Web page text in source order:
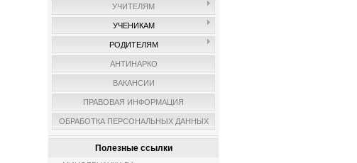
УЧИТЕЛЯМ
УЧЕНИКАМ
РОДИТЕЛЯМ
АНТИНАРКО
ВАКАНСИИ
ПРАВОВАЯ ИНФОРМАЦИЯ
ОБРАБОТКА ПЕРСОНАЛЬНЫХ ДАННЫХ
Полезные ссылки